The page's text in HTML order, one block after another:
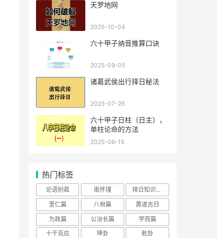
天罗地网
2025-10-04
六十甲子纳音推算口诀
2025-09-05
诸葛武侯出行择日秘法
2025-07-26
六十甲子日柱（日主），
单柱论命的方法
2025-06-15
热门标签
论语别裁 南怀瑾
择日知识大全
里仁篇
八佾篇
黄道吉日
为政篇
公冶长篇
学而篇
十干克应
坤卦
乾卦